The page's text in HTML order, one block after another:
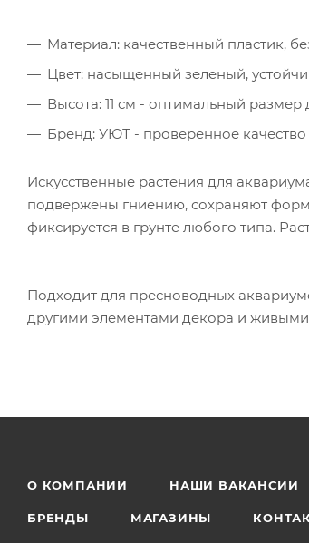
Материал: качественный пластик,
Цвет: насыщенный зеленый,
Высота: 11 см - оптимальный
Бренд: УЮТ - проверенное
Искусственные растения для
подвержены гниению, сохраняют
фиксируется в грунте любого типа.
Подходит для пресноводных
другими элементами декора и
О КОМПАНИИ НАШИ ВАКАНСИИ
БРЕНДЫ МАГАЗИНЫ